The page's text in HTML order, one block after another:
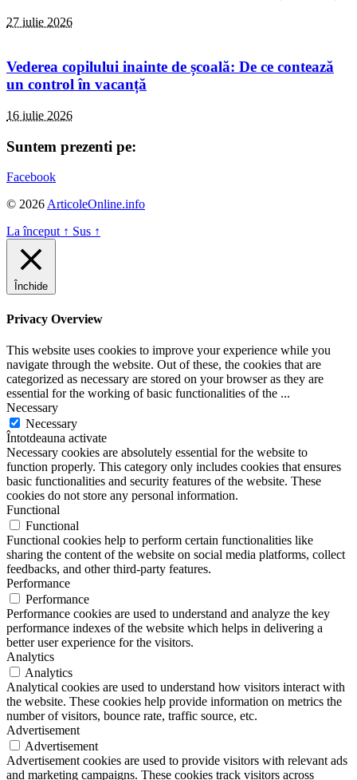
27 iulie 2026
Vederea copilului inainte de școală: De ce contează
un control în vacanță
16 iulie 2026
Suntem prezenti pe:
Facebook
© 2026 ArticoleOnline.info
La început ↑ Sus ↑
Închide
Privacy Overview
This website uses cookies to improve your experience while you
navigate through the website. Out of these, the cookies that are
categorized as necessary are stored on your browser as they are
essential for the working of basic functionalities of the ...
Necessary
Necessary
Întotdeauna activate
Necessary cookies are absolutely essential for the website to
function properly. This category only includes cookies that ensures
basic functionalities and security features of the website. These
cookies do not store any personal information.
Functional
Functional
Functional cookies help to perform certain functionalities like
sharing the content of the website on social media platforms, collect
feedbacks, and other third-party features.
Performance
Performance
Performance cookies are used to understand and analyze the key
performance indexes of the website which helps in delivering a
better user experience for the visitors.
Analytics
Analytics
Analytical cookies are used to understand how visitors interact with
the website. These cookies help provide information on metrics the
number of visitors, bounce rate, traffic source, etc.
Advertisement
Advertisement
Advertisement cookies are used to provide visitors with relevant ads
and marketing campaigns. These cookies track visitors across